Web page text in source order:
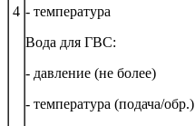
4 - температура
Вода для ГВС:
- давление (не более)
- температура (подача/обр.)